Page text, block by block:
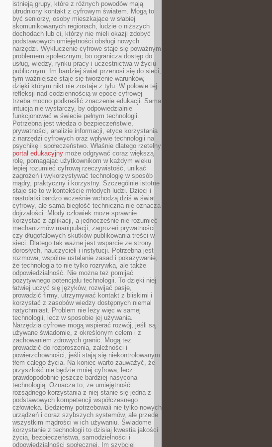
istnieją grupy, które z różnych powodów mają
utrudniony kontakt z cyfrowym światem. Mogą to
być seniorzy, osoby mieszkające w słabiej
skomunikowanych regionach, ludzie o niższych
dochodach lub ci, którzy nie mieli okazji zdobyć
podstawowych umiejętności obsługi nowych
narzędzi. Wykluczenie cyfrowe staje się poważnym
problemem społecznym, bo ogranicza dostęp do
usług, wiedzy, rynku pracy i uczestnictwa w życiu
publicznym. Im bardziej świat przenosi się do sieci,
tym ważniejsze staje się tworzenie warunków,
dzięki którym nikt nie zostaje z tyłu. W połowie tej
refleksji nad codziennością w epoce cyfrowej
trzeba mocno podkreślić znaczenie edukacji. Sama
intuicja nie wystarczy, by odpowiedzialnie
funkcjonować w świecie pełnym technologii.
Potrzebna jest wiedza o bezpieczeństwie,
prywatności, analizie informacji, etyce korzystania
z narzędzi cyfrowych oraz wpływie technologii na
psychikę i społeczeństwo. Właśnie dlatego rzetelny
portal edukacyjny może odgrywać coraz większą
rolę, pomagając użytkownikom w każdym wieku
lepiej rozumieć cyfrową rzeczywistość, unikać
zagrożeń i wykorzystywać technologię w sposób
mądry, praktyczny i korzystny. Szczególnie istotne
staje się to w kontekście młodych ludzi. Dzieci i
nastolatki bardzo wcześnie wchodzą dziś w świat
cyfrowy, ale sama biegłość techniczna nie oznacza
dojrzałości. Młody człowiek może sprawnie
korzystać z aplikacji, a jednocześnie nie rozumieć
mechanizmów manipulacji, zagrożeń prywatności
czy długofalowych skutków publikowania treści w
sieci. Dlatego tak ważne jest wsparcie ze strony
dorosłych, nauczycieli i instytucji. Potrzebna jest
rozmowa, wspólne ustalanie zasad i pokazywanie,
że technologia to nie tylko rozrywka, ale także
odpowiedzialność. Nie można też pomijać
pozytywnego potencjału technologii. To dzięki niej
łatwiej uczyć się języków, rozwijać pasje,
prowadzić firmy, utrzymywać kontakt z bliskimi i
korzystać z zasobów wiedzy dostępnych niemal
natychmiast. Problem nie leży więc w samej
technologii, lecz w sposobie jej używania.
Narzędzia cyfrowe mogą wspierać rozwój, jeśli są
używane świadomie, z określonym celem i z
zachowaniem zdrowych granic. Mogą też
prowadzić do rozproszenia, zależności i
powierzchowności, jeśli stają się niekontrolowanym
tłem całego życia. Na koniec warto zauważyć, że
przyszłość nie będzie mniej cyfrowa, lecz
prawdopodobnie jeszcze bardziej nasycona
technologią. Oznacza to, że umiejętność
rozsądnego korzystania z niej stanie się jedną z
podstawowych kompetencji współczesnego
człowieka. Będziemy potrzebowali nie tylko nowych
urządzeń i coraz szybszych systemów, ale przede
wszystkim mądrości w ich używaniu. Świadome
korzystanie z technologii to dzisiaj kwestia jakości
życia, bezpieczeństwa, samodzielności i
odpowiedzialności społecznej. Im szybciej